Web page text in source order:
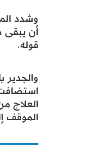
وشدد
أن يبقى
قوله.
والجدير
العلاج
الموقف